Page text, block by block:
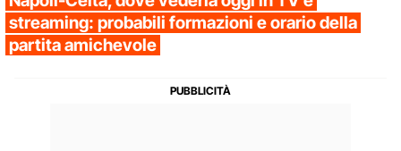
streaming: probabili formazioni e orario della
partita amichevole